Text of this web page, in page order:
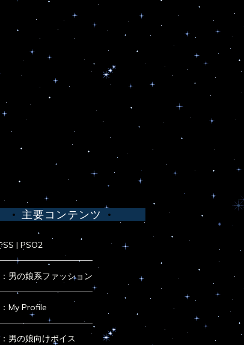
主要コンテンツ
SS | PSO2
男の娘系ファッション
My Profile
男の娘向けボイス